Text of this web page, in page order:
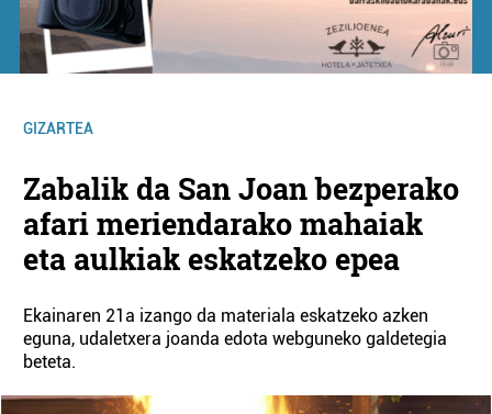
GIZARTEA
Zabalik da San Joan bezperako
afari meriendarako mahaiak
eta aulkiak eskatzeko epea
Ekainaren 21a izango da materiala eskatzeko azken
eguna, udaletxera joanda edota webguneko galdetegia
beteta.